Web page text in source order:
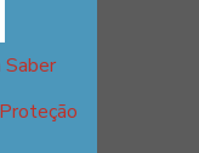
Saber